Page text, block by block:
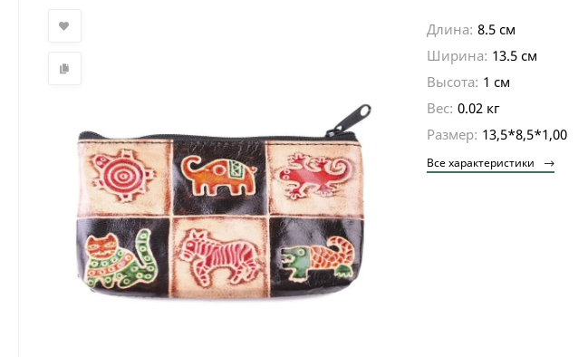
Длина: 8.5 см
Ширина: 13.5 см
Высота: 1 см
Вес: 0.02 кг
Размер: 13,5*8,5*1,00
Все характеристики